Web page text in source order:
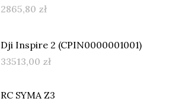
2865,80 zł
Dji Inspire 2 (CPIN0000001001)
33513,00 zł
RC SYMA Z3